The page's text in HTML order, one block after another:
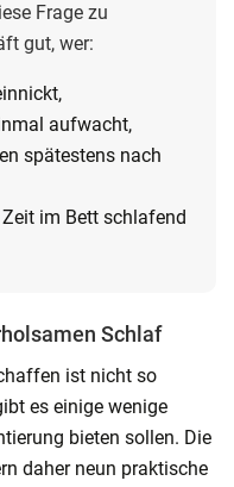
Frage zu
gut, wer:
aufwacht,
spätestens nach
im Bett schlafend
Schlaf
ist nicht so
es einige wenige
bieten sollen. Die
daher neun praktische